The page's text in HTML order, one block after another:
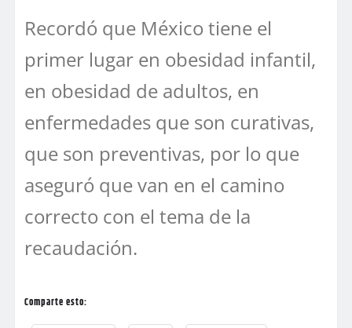
Recordó que México tiene el
primer lugar en obesidad infantil,
en obesidad de adultos, en
enfermedades que son curativas,
que son preventivas, por lo que
aseguró que van en el camino
correcto con el tema de la
recaudación.
Comparte esto: